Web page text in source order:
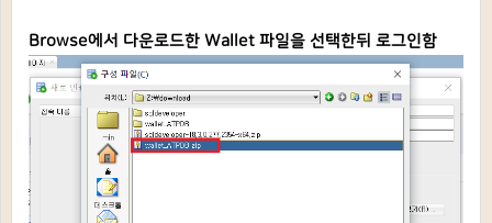
Browse에서 다운로드한 Wallet 파일을 선택한뒤 로그인함